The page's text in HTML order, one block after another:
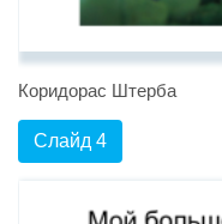
Коридорас Штерба
Слайд 4